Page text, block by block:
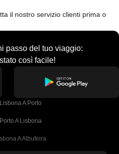
il nostro servizio clienti prima o
passo del tuo viaggio:
così facile!
A Porto
A Lisbona
A Albufeira